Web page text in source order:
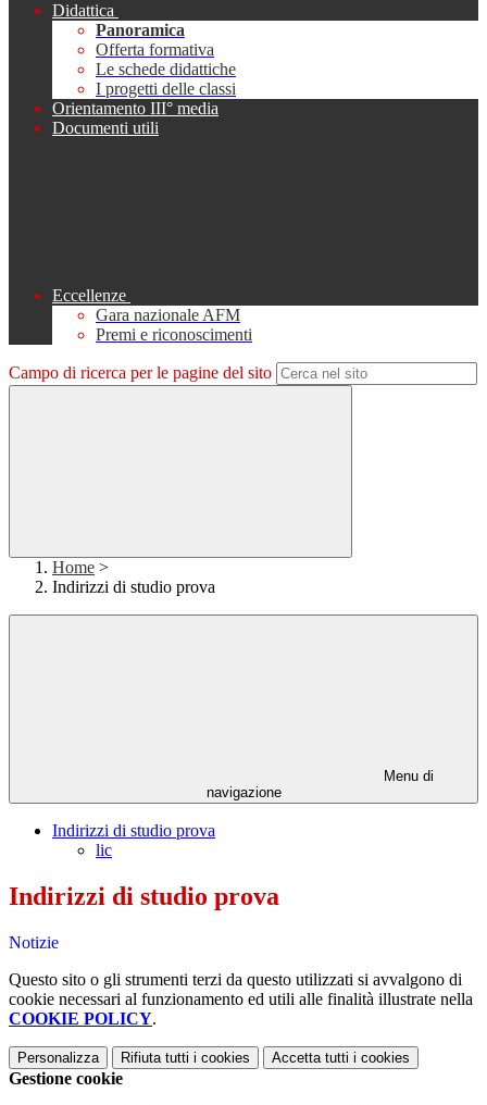
Didattica
Panoramica
Offerta formativa
Le schede didattiche
I progetti delle classi
Orientamento III° media
Documenti utili
Eccellenze
Gara nazionale AFM
Premi e riconoscimenti
Campo di ricerca per le pagine del sito
Home >
Indirizzi di studio prova
Menu di
navigazione
Indirizzi di studio prova
lic
Indirizzi di studio prova
Notizie
Questo sito o gli strumenti terzi da questo utilizzati si avvalgono di
cookie necessari al funzionamento ed utili alle finalità illustrate nella
COOKIE POLICY.
Personalizza Rifiuta tutti i cookies Accetta tutti i cookies
Gestione cookie